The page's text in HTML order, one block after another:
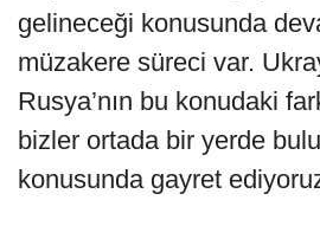
gelineceği konusunda
müzakere süreci var.
Rusya’nın bu konudaki
bizler ortada bir yerde
konusunda gayret